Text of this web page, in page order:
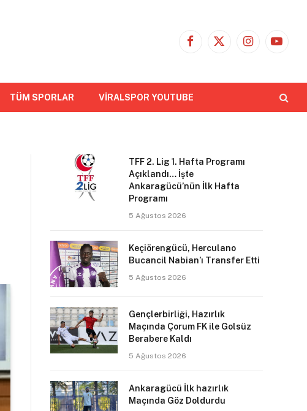
Facebook
X
Instagram
TÜM SPORLAR VİRALSPOR YOUTUBE
TFF 2. Lig 1. Hafta Programı
Açıklandı… İşte
Ankaragücü’nün İlk Hafta
Programı
5 Ağustos 2026
Keçiörengücü, Herculano
Bucancil Nabian’ı Transfer Etti
5 Ağustos 2026
Gençlerbirliği, Hazırlık
Maçında Çorum FK ile Golsüz
Berabere Kaldı
5 Ağustos 2026
Ankaragücü İlk hazırlık
Maçında Göz Doldurdu